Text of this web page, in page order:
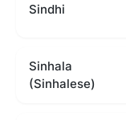
Sindhi
Sinhala
(Sinhalese)